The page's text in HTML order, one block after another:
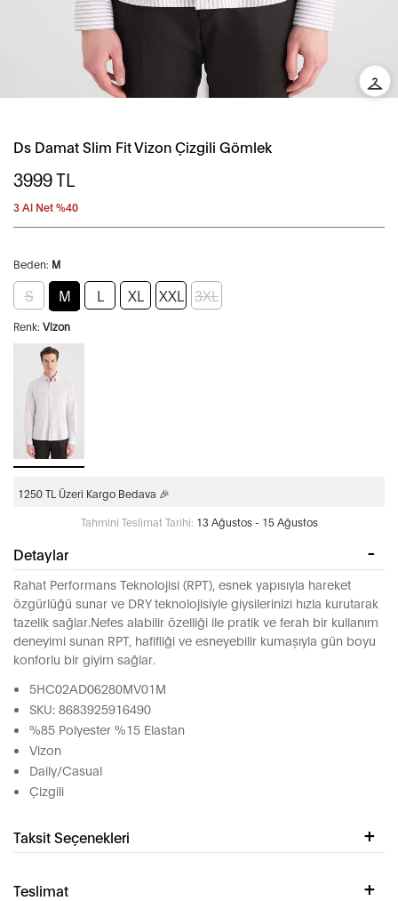
Ds Damat Slim Fit Vizon Çizgili Gömlek
3999TL
3 Al Net %40
Beden: M
S M L XL XXL 3XL
Renk: Vizon
1250 TL Üzeri Kargo Bedava 🎉
Tahmini Teslimat Tarihi: 13 Ağustos - 15 Ağustos
Detaylar
Rahat Performans Teknolojisi (RPT), esnek yapısıyla hareket
özgürlüğü sunar ve DRY teknolojisiyle giysilerinizi hızla kurutarak
tazelik sağlar.Nefes alabilir özelliği ile pratik ve ferah bir kullanım
deneyimi sunan RPT, hafifliği ve esneyebilir kumaşıyla gün boyu
konforlu bir giyim sağlar.
5HC02AD06280MV01M
SKU: 8683925916490
%85 Polyester %15 Elastan
Vizon
Daily/Casual
Çizgili
Taksit Seçenekleri
Teslimat